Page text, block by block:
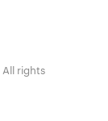
rights